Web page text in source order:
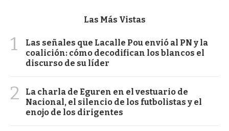
Las Más Vistas
1
Las señales que Lacalle Pou envió al PN y la
coalición: cómo decodifican los blancos el
discurso de su líder
2
La charla de Eguren en el vestuario de
Nacional, el silencio de los futbolistas y el
enojo de los dirigentes